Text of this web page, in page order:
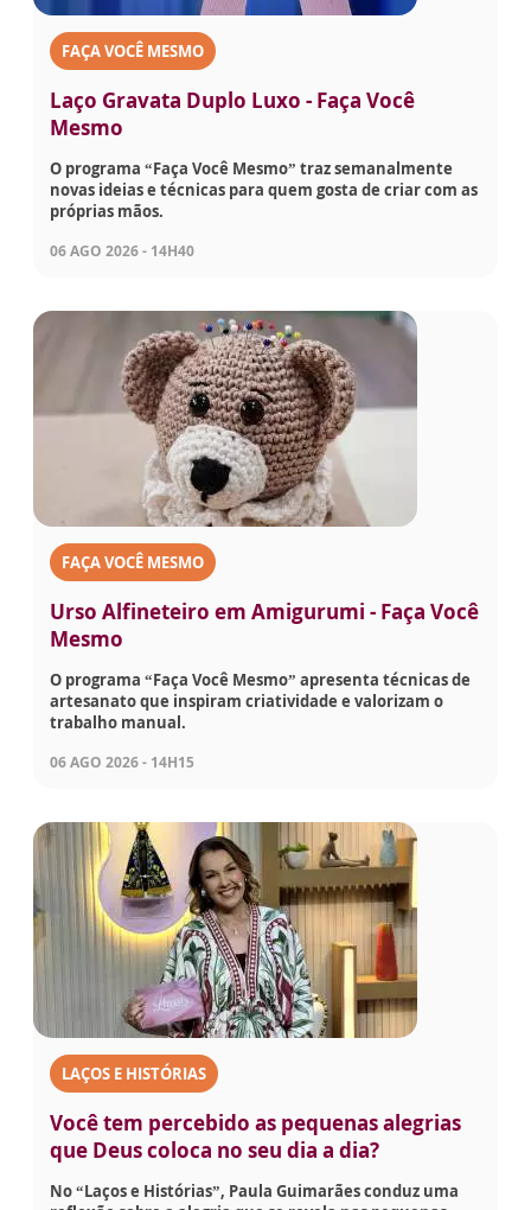
FAÇA VOCÊ MESMO
Laço Gravata Duplo Luxo - Faça Você
Mesmo
O programa “Faça Você Mesmo” traz semanalmente
novas ideias e técnicas para quem gosta de criar com as
próprias mãos.
06 AGO 2026 - 14H40
FAÇA VOCÊ MESMO
Urso Alfineteiro em Amigurumi - Faça Você
Mesmo
O programa “Faça Você Mesmo” apresenta técnicas de
artesanato que inspiram criatividade e valorizam o
trabalho manual.
06 AGO 2026 - 14H15
LAÇOS E HISTÓRIAS
Você tem percebido as pequenas alegrias
que Deus coloca no seu dia a dia?
No “Laços e Histórias”, Paula Guimarães conduz uma